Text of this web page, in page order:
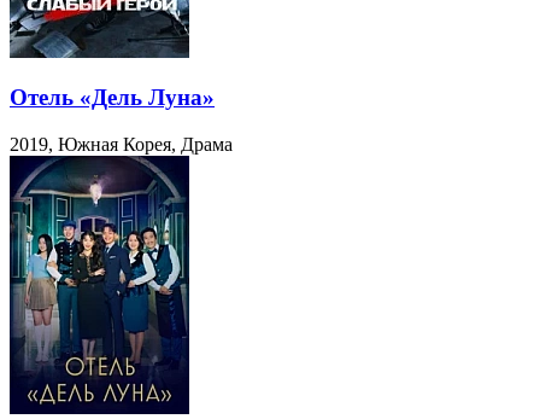
Отель «Дель Луна»
2019, Южная Корея, Драма